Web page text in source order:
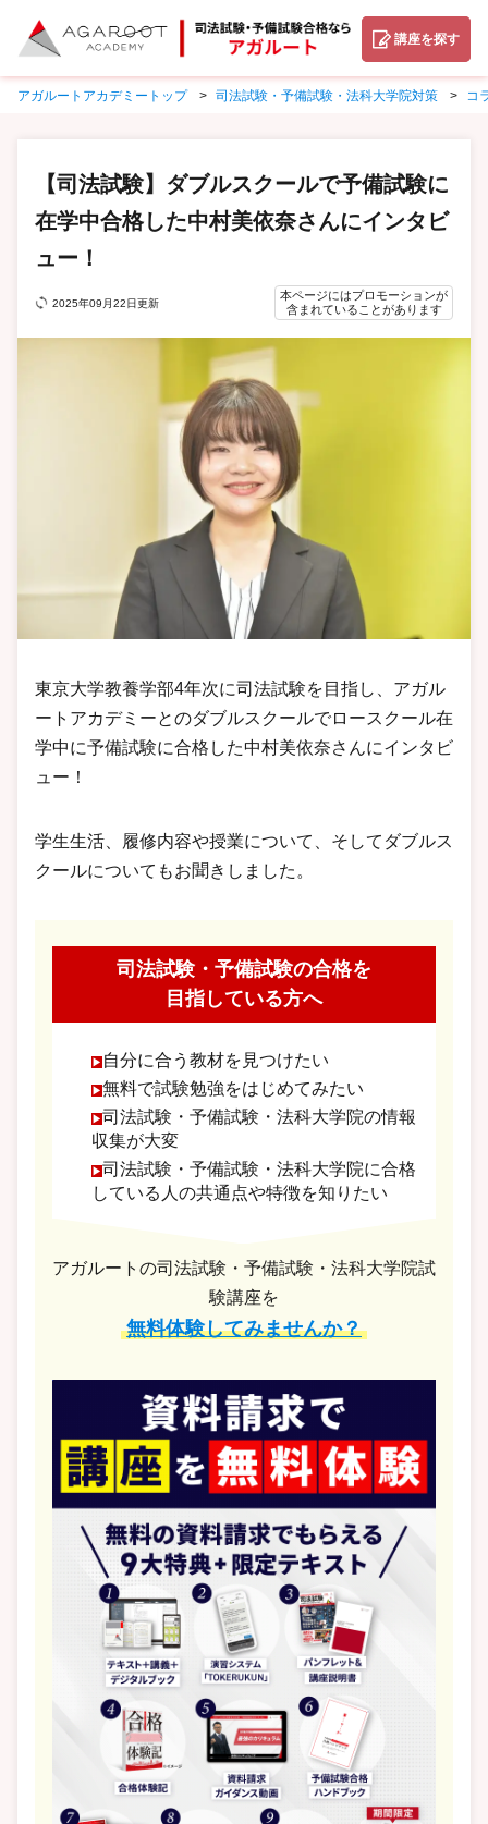
講座を探す
アガルートアカデミートップ 司法試験・予備試験・法科大学院対策 コ
【司法試験】ダブルスクールで予備試験に
在学中合格した中村美依奈さんにインタビ
ュー！
2025年09月22日更新
本ページにはプロモーションが
含まれていることがあります
東京大学教養学部4年次に司法試験を目指し、アガル
ートアカデミーとのダブルスクールでロースクール在
学中に予備試験に合格した中村美依奈さんにインタビ
ュー！
学生生活、履修内容や授業について、そしてダブルス
クールについてもお聞きしました。
司法試験・予備試験の合格を
目指している方へ
自分に合う教材を見つけたい
無料で試験勉強をはじめてみたい
司法試験・予備試験・法科大学院の情報
収集が大変
司法試験・予備試験・法科大学院に合格
している人の共通点や特徴を知りたい
アガルートの司法試験・予備試験・法科大学院試
験講座を
無料体験してみませんか？